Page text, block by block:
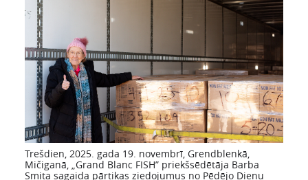
Trešdien, 2025. gada 19. novembrī, Grendblenkā,
Mičiganā, „Grand Blanc FISH” priekšsēdētāja Barba
Smita sagaida pārtikas ziedojumus no Pēdējo Dienu